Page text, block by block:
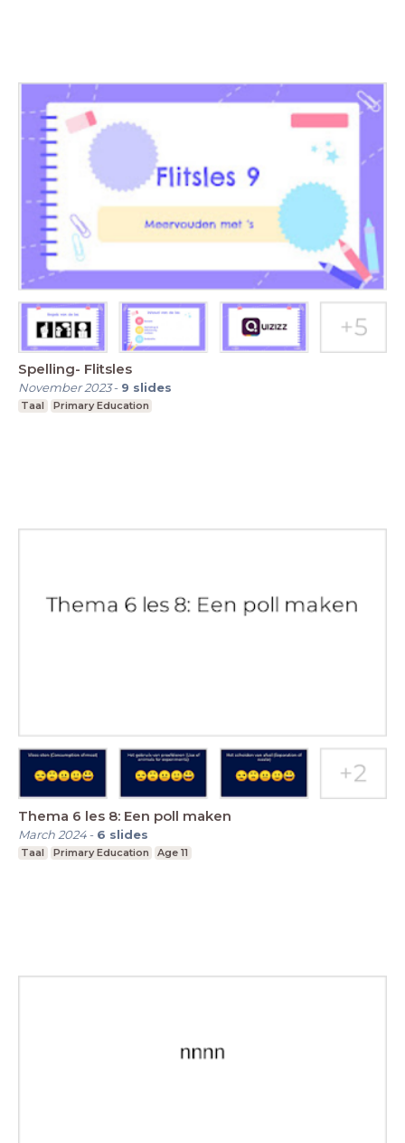
Spelling- Flitsles
November 2023- 9 slides
Taal Primary Education
Thema 6 les 8: Een poll maken
March 2024- 6 slides
Taal Primary Education Age 11